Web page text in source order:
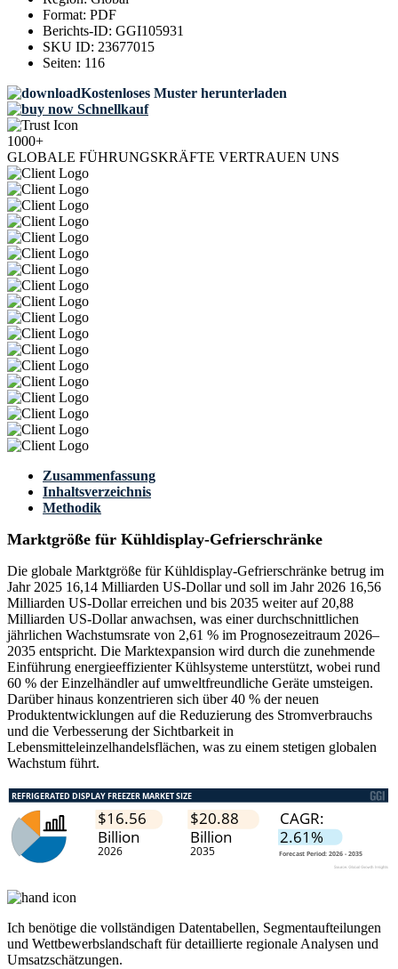
Format: PDF
Berichts-ID: GGI105931
SKU ID: 23677015
Seiten: 116
Kostenloses Muster herunterladen
Schnellkauf
1000+
GLOBALE FÜHRUNGSKRÄFTE VERTRAUEN UNS
Zusammenfassung
Inhaltsverzeichnis
Methodik
Marktgröße für Kühldisplay-Gefrierschränke
Die globale Marktgröße für Kühldisplay-Gefrierschränke betrug im
Jahr 2025 16,14 Milliarden US-Dollar und soll im Jahr 2026 16,56
Milliarden US-Dollar erreichen und bis 2035 weiter auf 20,88
Milliarden US-Dollar anwachsen, was einer durchschnittlichen
jährlichen Wachstumsrate von 2,61 % im Prognosezeitraum 2026–
2035 entspricht. Die Marktexpansion wird durch die zunehmende
Einführung energieeffizienter Kühlsysteme unterstützt, wobei rund
60 % der Einzelhändler auf umweltfreundliche Geräte umsteigen.
Darüber hinaus konzentrieren sich über 40 % der neuen
Produktentwicklungen auf die Reduzierung des Stromverbrauchs
und die Verbesserung der Sichtbarkeit in
Lebensmitteleinzelhandelsflächen, was zu einem stetigen globalen
Wachstum führt.
Ich benötige die vollständigen Datentabellen, Segmentaufteilungen
und Wettbewerbslandschaft für detaillierte regionale Analysen und
Umsatzschätzungen.